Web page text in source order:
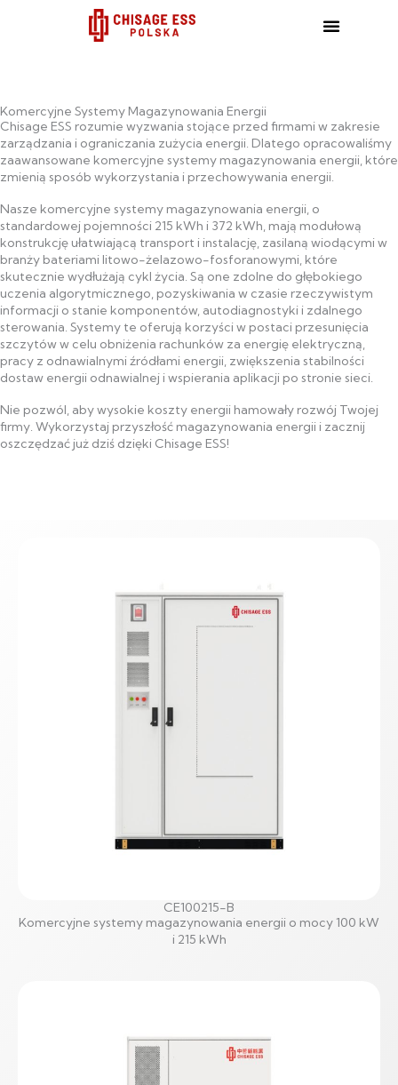
Komercyjne Systemy Magazynowania Energii
Chisage ESS rozumie wyzwania stojące przed firmami w zakresie
zarządzania i ograniczania zużycia energii. Dlatego opracowaliśmy
zaawansowane komercyjne systemy magazynowania energii, które
zmienią sposób wykorzystania i przechowywania energii.
Nasze komercyjne systemy magazynowania energii, o
standardowej pojemności 215 kWh i 372 kWh, mają modułową
konstrukcję ułatwiającą transport i instalację, zasilaną wiodącymi w
branży bateriami litowo-żelazowo-fosforanowymi, które
skutecznie wydłużają cykl życia. Są one zdolne do głębokiego
uczenia algorytmicznego, pozyskiwania w czasie rzeczywistym
informacji o stanie komponentów, autodiagnostyki i zdalnego
sterowania. Systemy te oferują korzyści w postaci przesunięcia
szczytów w celu obniżenia rachunków za energię elektryczną,
pracy z odnawialnymi źródłami energii, zwiększenia stabilności
dostaw energii odnawialnej i wspierania aplikacji po stronie sieci.
Nie pozwól, aby wysokie koszty energii hamowały rozwój Twojej
firmy. Wykorzystaj przyszłość magazynowania energii i zacznij
oszczędzać już dziś dzięki Chisage ESS!
CE100215-B
Komercyjne systemy magazynowania energii o mocy 100 kW
i 215 kWh